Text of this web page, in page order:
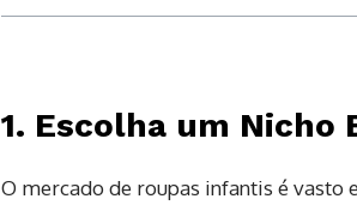
1. Escolha um
O mercado de roupas infantis é vasto